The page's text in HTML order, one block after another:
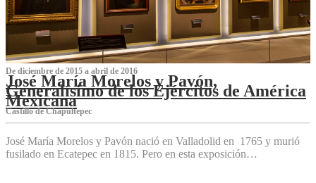
De diciembre de 2015 a abril de 2016
José María Morelos y Pavón,
Generalísimo de los Ejércitos de América
Mexicana
C‌astillo de Chapultepec
José María Morelos y Pavón nació en Valladolid en 1765 y murió
fusilado en Ecatepec en 1815. Pero en esta exposición…